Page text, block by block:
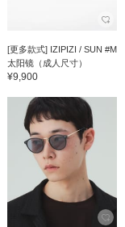
[更多款式] IZIPIZI / SUN #M
太阳镜（成人尺寸）
¥9,900